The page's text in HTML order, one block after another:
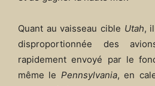
Quant au vaisseau cible Utah,
disproportionnée des
rapidement envoyé par le
même le Pennsylvania, en